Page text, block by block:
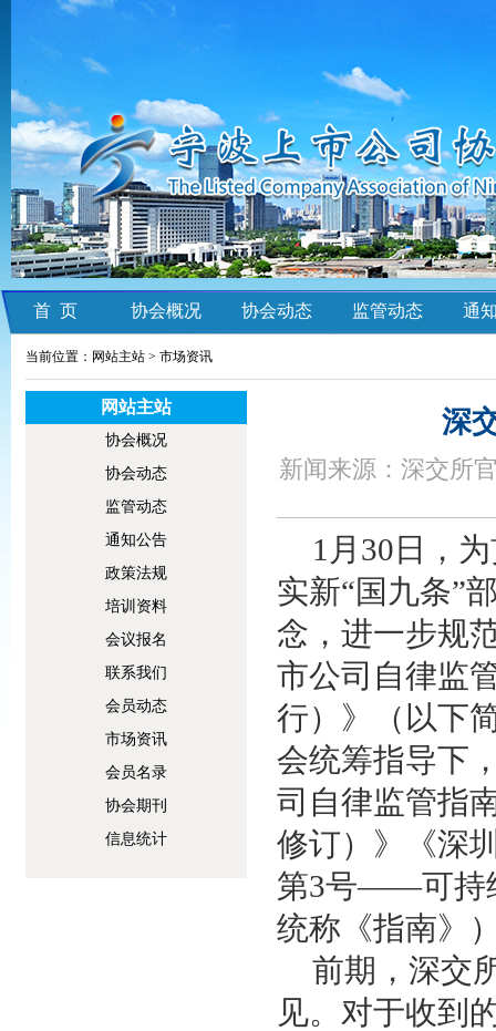
首 页 协会概况 协会动态 监管动态 通
当前位置：网站主站 > 市场资讯
网站主站
协会概况
协会动态
监管动态
通知公告
政策法规
培训资料
会议报名
联系我们
会员动态
市场资讯
会员名录
协会期刊
信息统计
深
新闻来源：深交所
1月30日，
实新“国九条”
念 ，进一步规
市公司自律监
行） 》
（以下
会统筹指导下
司自律监管指
修订）》《深
第3号——可持
统称 《指南》
前期，深交
见。对于收到